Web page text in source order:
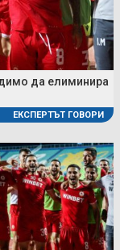
да елиминира
ЕКСПЕРТЪТ ГОВОРИ